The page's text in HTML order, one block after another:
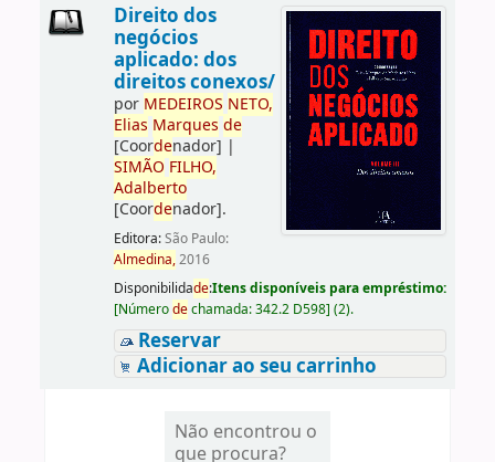
Direito dos
negócios
aplicado: dos
direitos conexos/
por MEDEIROS NETO,
Elias Marques de
[Coordenador] |
SIMÃO FILHO,
Adalberto
[Coordenador].
Editora:São Paulo:
Almedina,2016
Disponibilidade:Itens disponíveis para empréstimo:
[Númerodechamada:342.2 D598] (2).
Reservar
Adicionar ao seu carrinho
Não encontrou o
que procura?